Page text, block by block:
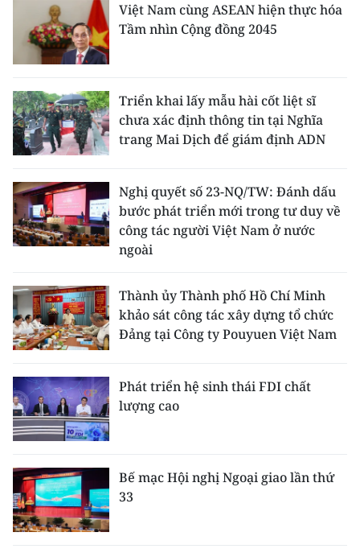
Việt Nam cùng ASEAN hiện thực hóa
Tầm nhìn Cộng đồng 2045
Triển khai lấy mẫu hài cốt liệt sĩ
chưa xác định thông tin tại Nghĩa
trang Mai Dịch để giám định ADN
Nghị quyết số 23-NQ/TW: Đánh dấu
bước phát triển mới trong tư duy về
công tác người Việt Nam ở nước
ngoài
Thành ủy Thành phố Hồ Chí Minh
khảo sát công tác xây dựng tổ chức
Đảng tại Công ty Pouyuen Việt Nam
Phát triển hệ sinh thái FDI chất
lượng cao
Bế mạc Hội nghị Ngoại giao lần thứ
33